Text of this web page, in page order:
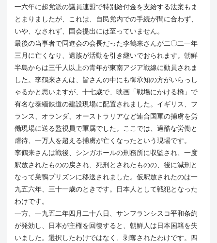
一六年に超党派の議員連盟で特別給付金を支給する法案もま
とまりましたが、これは、自民党内での手続が間に合わず、
いや、なされず、国会提出には至っていません。
最後の当事者で同進会の会長だった李鶴来さんが二〇二一年
三月に亡くなり、遺族が活動を引き継いでおられます。朝鮮
半島からは三千人以上の青年が東南アジア戦線に動員されま
した。李鶴来さんは、皆さんの中にも御承知の方がいらっし
ゃるかと思いますが、十七歳で、映画「戦場にかける橋」で
有名な泰緬鉄道の建設現場に配置されました。イギリス、フ
ランス、オランダ、オーストラリアなど連合国軍の捕虜を労
働現場に送る監視員で軍属でした。ここでは、過酷な労働と
虐待、一万人を超える捕虜が亡くなったという現場です。
李鶴来さんは戦後、シンガポールの刑務所に収監され、一度
釈放されたものの戻され、死刑とされたものの、後に減刑と
なって巣鴨プリズンに移送されました。仮釈放されたのは一
九五六年、三十一歳のときです。日本人として戦犯となった
わけです。
一方、一九五二年四月二十八日、サンフランシスコ平和条約
が発効し、日本が主権を回復すると、朝鮮人は日本国籍を失
いました。選択したわけではなく、剥奪されたわけです。四